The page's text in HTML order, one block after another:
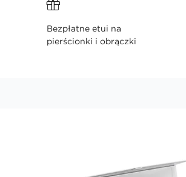
Bezpłatne etui na
pierścionki i obrączki